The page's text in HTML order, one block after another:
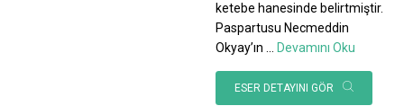
ketebe hanesinde belirtmiştir.
Paspartusu Necmeddin
Okyay’ın
Devamını Oku
ESER DETAYINI GÖR